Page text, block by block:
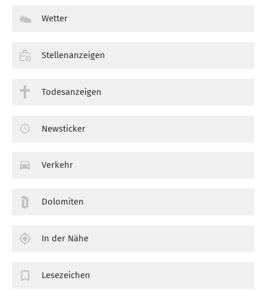
Wetter
Stellenanzeigen
Todesanzeigen
Newsticker
Verkehr
Dolomiten
In der Nähe
Lesezeichen